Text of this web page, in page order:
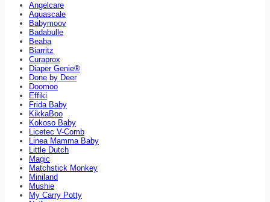
Angelcare
Aquascale
Babymoov
Badabulle
Beaba
Biarritz
Curaprox
Diaper Genie®
Done by Deer
Doomoo
Effiki
Frida Baby
KikkaBoo
Kokoso Baby
Licetec V-Comb
Linea Mamma Baby
Little Dutch
Magic
Matchstick Monkey
Miniland
Mushie
My Carry Potty